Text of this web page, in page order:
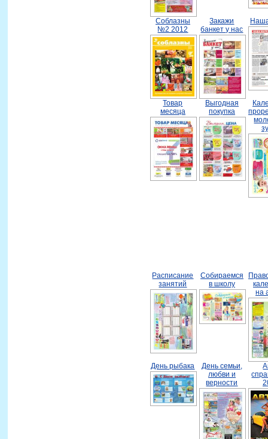
Соблазны
№2 2012
Закажи
банкет у нас
Товар
месяца
Выгодная
покупка
Расписание
занятий
Собираемся
в школу
на
День рыбака
День семьи,
любви и
верности